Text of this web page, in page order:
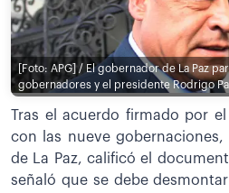
[Foto: APG] / El gobernador de La Paz
gobernadores y el presidente Rodrigo
Tras el acuerdo firmado por
con las nueve gobernaciones,
de La Paz, calificó el
señaló que se debe